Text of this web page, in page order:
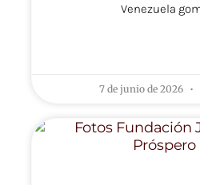
Venezuela
7 de junio de 2026